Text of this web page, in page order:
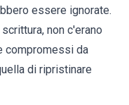
essere ignorate.
non c'erano
compromessi da
di ripristinare